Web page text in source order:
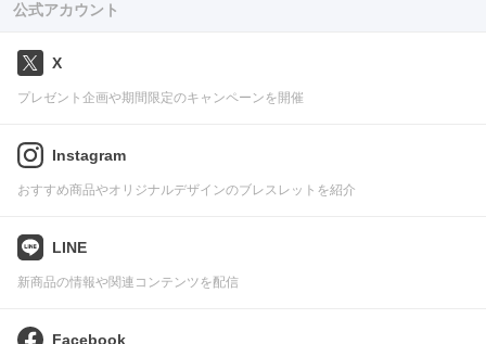
公式アカウント
X
プレゼント企画や期間限定のキャンペーンを開催
Instagram
おすすめ商品やオリジナルデザインのブレスレットを紹介
LINE
新商品の情報や関連コンテンツを配信
Facebook